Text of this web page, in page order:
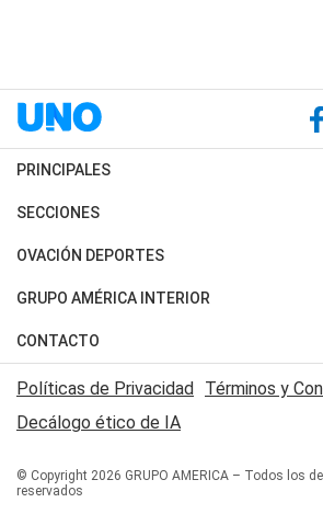
PRINCIPALES
Últimas Noticias
Política
Judiciales
Economia
SECCIONES
Horóscopo
Motores
Trucos caseros
Series y Películas
Edictos y Solicitadas
OVACIÓN DEPORTES
Fútbol
Mundial
Automovilismo
Rugby
Básquet
GRUPO AMÉRICA INTERIOR
Canal 7 en Vivo
San Juan 8
CONTACTO
Acerca de Nosotros
Contactanos
Políticas de Privacidad Términos y
Decálogo ético de IA
© Copyright 2026 GRUPO AMERICA – Todos los
reservados